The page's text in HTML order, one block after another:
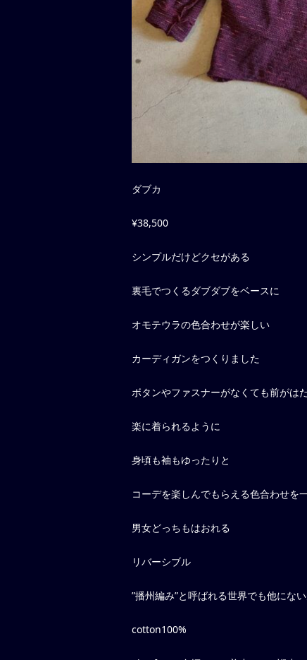
ダブカ
¥38,500
シンプルだけどクセがある
裏毛でつくるダブダブをベースに
オモテウラの色合わせが楽しい
カーディガンをつくりました
ボタンやファスナーがなくても前がは
楽に着られるように
身頃も袖もゆったりと
コーデを楽しんでもらえる色合わせを
男女どっちもはおれる
リバーシブル
”播州編み”と呼ばれる世界でも他にな
cotton100%